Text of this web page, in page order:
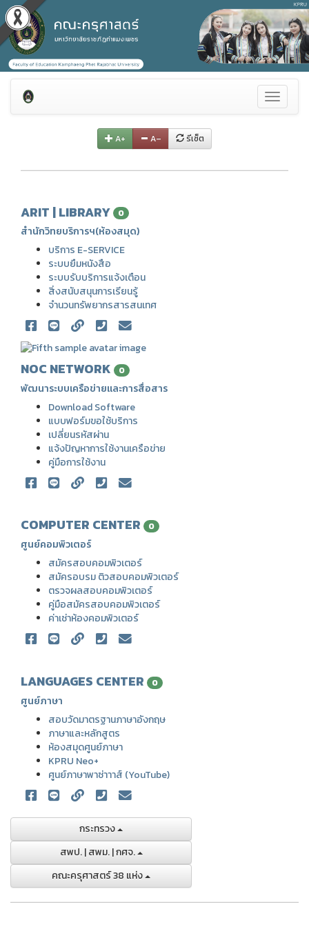
Toggle
A+ A– รีเซ็ต
ARIT | LIBRARY 0
สำนักวิทยบริการฯ(ห้องสมุด)
บริการ E-SERVICE
ระบบยืมหนังสือ
ระบบรับบริการแจ้งเตือน
สิ่งสนับสนุนการเรียนรู้
จำนวนทรัพยากรสารสนเทศ
NOC NETWORK 0
พัฒนาระบบเครือข่ายและการสื่อสาร
Download Software
แบบฟอร์มขอใช้บริการ
เปลี่ยนรหัสผ่าน
แจ้งปัญหาการใช้งานเครือข่าย
คู่มือการใช้งาน
COMPUTER CENTER 0
ศูนย์คอมพิวเตอร์
สมัครสอบคอมพิวเตอร์
สมัครอบรม ติวสอบคอมพิวเตอร์
ตรวจผลสอบคอมพิวเตอร์
คู่มือสมัครสอบคอมพิวเตอร์
ค่าเช่าห้องคอมพิวเตอร์
LANGUAGES CENTER 0
ศูนย์ภาษา
สอบวัดมาตรฐานภาษาอังกฤษ
ภาษาและหลักสูตร
ห้องสมุดศูนย์ภาษา
KPRU Neo+
ศูนย์ภาษาพาซ่าาาส์ (YouTube)
กระทรวง
สพป. | สพม. | กศจ.
คณะครุศาสตร์ 38 แห่ง